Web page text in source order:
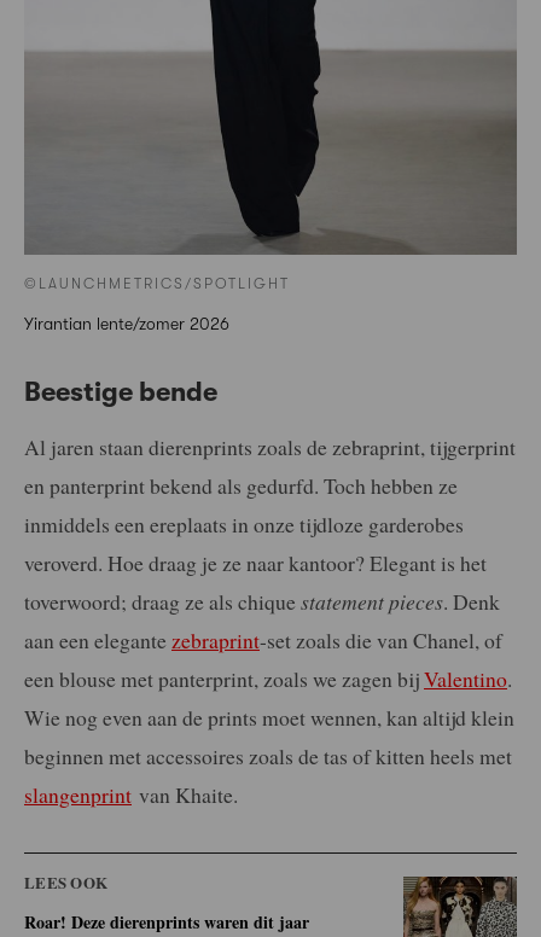
©LAUNCHMETRICS/SPOTLIGHT
Yirantian lente/zomer 2026
Beestige bende
Al jaren staan dierenprints zoals de zebraprint, tijgerprint
en panterprint bekend als gedurfd. Toch hebben ze
inmiddels een ereplaats in onze tijdloze garderobes
veroverd. Hoe draag je ze naar kantoor? Elegant is het
toverwoord; draag ze als chique statement pieces. Denk
aan een elegante zebraprint-set zoals die van Chanel, of
een blouse met panterprint, zoals we zagen bijValentino.
Wie nog even aan de prints moet wennen, kan altijd klein
beginnen met accessoires zoals de tas of kitten heels met
slangenprint van Khaite.
LEES OOK
Roar! Deze dierenprints waren dit jaar